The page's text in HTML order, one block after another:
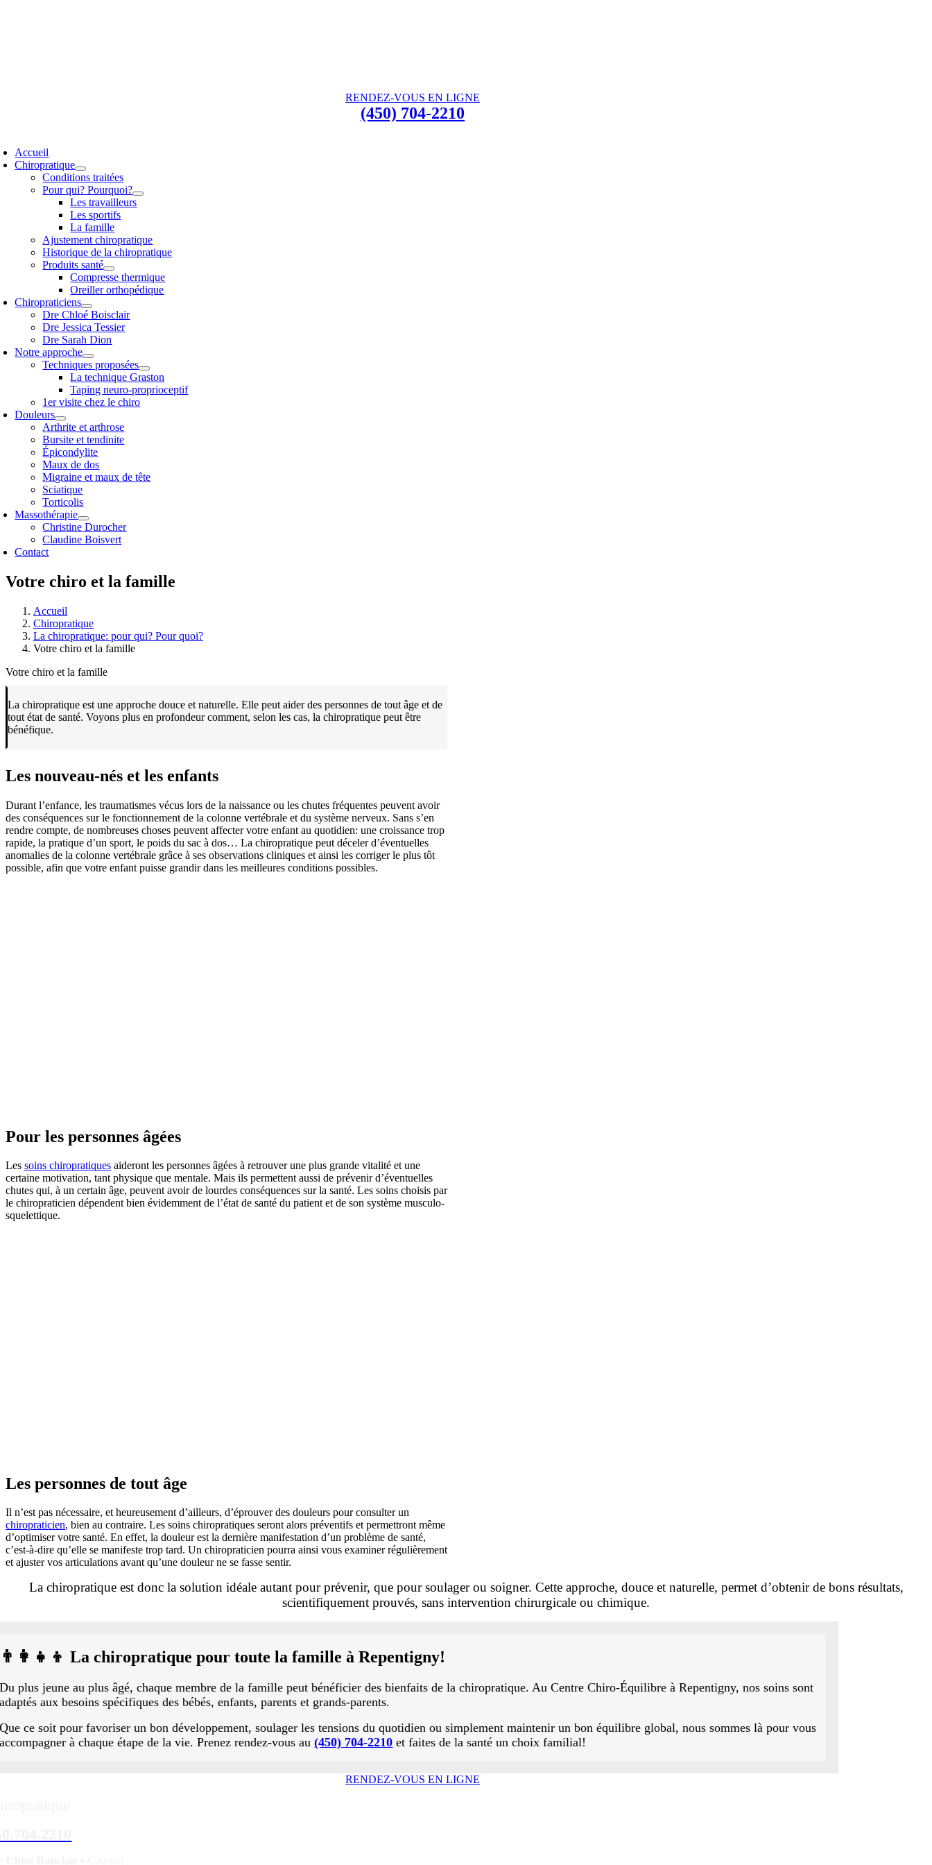
RENDEZ-VOUS EN LIGNE
(450) 704-2210
Accueil
Chiropratique
Conditions traitées
Pour qui? Pourquoi?
Les travailleurs
Les sportifs
La famille
Ajustement chiropratique
Historique de la chiropratique
Produits santé
Compresse thermique
Oreiller orthopédique
Chiropraticiens
Dre Chloé Boisclair
Dre Jessica Tessier
Dre Sarah Dion
Notre approche
Techniques proposées
La technique Graston
Taping neuro-proprioceptif
1er visite chez le chiro
Douleurs
Arthrite et arthrose
Bursite et tendinite
Épicondylite
Maux de dos
Migraine et maux de tête
Sciatique
Torticolis
Massothérapie
Christine Durocher
Claudine Boisvert
Contact
Votre chiro et la famille
Accueil
Chiropratique
La chiropratique: pour qui? Pour quoi?
Votre chiro et la famille
Votre chiro et la famille
La chiropratique est une approche douce et naturelle. Elle peut aider des personnes de tout âge et de
tout état de santé. Voyons plus en profondeur comment, selon les cas, la chiropratique peut être
bénéfique.
Les nouveau-nés et les enfants
Durant l’enfance, les traumatismes vécus lors de la naissance ou les chutes fréquentes peuvent avoir
des conséquences sur le fonctionnement de la colonne vertébrale et du système nerveux. Sans s’en
rendre compte, de nombreuses choses peuvent affecter votre enfant au quotidien: une croissance trop
rapide, la pratique d’un sport, le poids du sac à dos… La chiropratique peut déceler d’éventuelles
anomalies de la colonne vertébrale grâce à ses observations cliniques et ainsi les corriger le plus tôt
possible, afin que votre enfant puisse grandir dans les meilleures conditions possibles.
Pour les personnes âgées
Les soins chiropratiques aideront les personnes âgées à retrouver une plus grande vitalité et une
certaine motivation, tant physique que mentale. Mais ils permettent aussi de prévenir d’éventuelles
chutes qui, à un certain âge, peuvent avoir de lourdes conséquences sur la santé. Les soins choisis par
le chiropraticien dépendent bien évidemment de l’état de santé du patient et de son système musculo-
squelettique.
Les personnes de tout âge
Il n’est pas nécessaire, et heureusement d’ailleurs, d’éprouver des douleurs pour consulter un
chiropraticien, bien au contraire. Les soins chiropratiques seront alors préventifs et permettront même
d’optimiser votre santé. En effet, la douleur est la dernière manifestation d’un problème de santé,
c’est-à-dire qu’elle se manifeste trop tard. Un chiropraticien pourra ainsi vous examiner régulièrement
et ajuster vos articulations avant qu’une douleur ne se fasse sentir.
La chiropratique est donc la solution idéale autant pour prévenir, que pour soulager ou soigner. Cette approche, douce et naturelle, permet d’obtenir de bons résultats,
scientifiquement prouvés, sans intervention chirurgicale ou chimique.
👨‍👩‍👧‍👦 La chiropratique pour toute la famille à Repentigny!
Du plus jeune au plus âgé, chaque membre de la famille peut bénéficier des bienfaits de la chiropratique. Au Centre Chiro-Équilibre à Repentigny, nos soins sont
adaptés aux besoins spécifiques des bébés, enfants, parents et grands-parents.
Que ce soit pour favoriser un bon développement, soulager les tensions du quotidien ou simplement maintenir un bon équilibre global, nous sommes là pour vous
accompagner à chaque étape de la vie. Prenez rendez-vous au(450) 704-2210 et faites de la santé un choix familial!
RENDEZ-VOUS EN LIGNE